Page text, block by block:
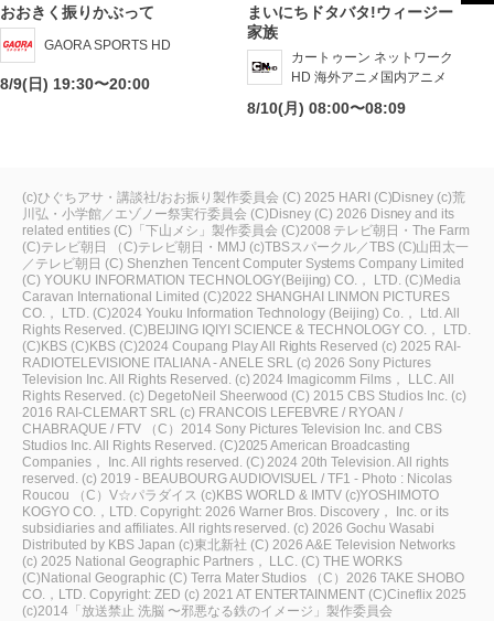
おおきく振りかぶって
GAORA SPORTS HD
8/9(日) 19:30〜20:00
まいにちドタバタ!ウィージー
家族
カートゥーン ネットワーク
HD 海外アニメ国内アニメ
8/10(月) 08:00〜08:09
(c)ひぐちアサ・講談社/おお振り製作委員会 (C) 2025 HARI (C)Disney (c)荒
川弘・小学館／エゾノー祭実行委員会 (C)Disney (C) 2026 Disney and its
related entities (C)「下山メシ」製作委員会 (C)2008 テレビ朝日・The Farm
(C)テレビ朝日
（C)テレビ朝日・MMJ (c)TBSスパークル／TBS (C)山田太一
／テレビ朝日 (C) Shenzhen Tencent Computer Systems Company Limited
(C) YOUKU INFORMATION TECHNOLOGY(Beijing) CO.， LTD. (C)Media
Caravan International Limited (C)2022 SHANGHAI LINMON PICTURES
CO.， LTD. (C)2024 Youku Information Technology (Beijing) Co.， Ltd. All
Rights Reserved. (C)BEIJING IQIYI SCIENCE & TECHNOLOGY CO.， LTD.
(C)KBS (C)KBS (C)2024 Coupang Play All Rights Reserved (c) 2025 RAI-
RADIOTELEVISIONE ITALIANA - ANELE SRL (c) 2026 Sony Pictures
Television Inc. All Rights Reserved. (c) 2024 Imagicomm Films， LLC. All
Rights Reserved. (c) DegetoNeil Sheerwood (C) 2015 CBS Studios Inc. (c)
2016 RAI-CLEMART SRL (c) FRANCOIS LEFEBVRE / RYOAN /
CHABRAQUE / FTV
（C）2014 Sony Pictures Television Inc. and CBS
Studios Inc. All Rights Reserved. (C)2025 American Broadcasting
Companies， Inc. All rights reserved. (C) 2024 20th Television. All rights
reserved. (c) 2019 - BEAUBOURG AUDIOVISUEL / TF1 - Photo : Nicolas
Roucou
（C）V☆パラダイス (c)KBS WORLD & IMTV (c)YOSHIMOTO
KOGYO CO.，LTD. Copyright: 2026 Warner Bros. Discovery， Inc. or its
subsidiaries and affiliates. All rights reserved. (c) 2026 Gochu Wasabi
Distributed by KBS Japan (c)東北新社 (C) 2026 A&E Television Networks
(c) 2025 National Geographic Partners， LLC. (C) THE WORKS
(C)National Geographic (C) Terra Mater Studios
（C）2026 TAKE SHOBO
CO.，LTD. Copyright: ZED (c) 2021 AT ENTERTAINMENT (C)Cineflix 2025
(c)2014「放送禁止 洗脳 〜邪悪なる鉄のイメージ」製作委員会